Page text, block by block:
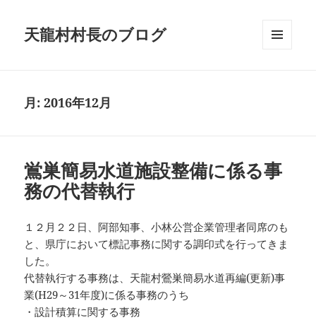
天龍村村長のブログ
月:2016年12月
鴬巣簡易水道施設整備に係る事
務の代替執行
１２月２２日、阿部知事、小林公営企業管理者同席のも
と、県庁において標記事務に関する調印式を行ってきま
した。
代替執行する事務は、天龍村鶯巣簡易水道再編(更新)事
業(H29～31年度)に係る事務のうち
・設計積算に関する事務